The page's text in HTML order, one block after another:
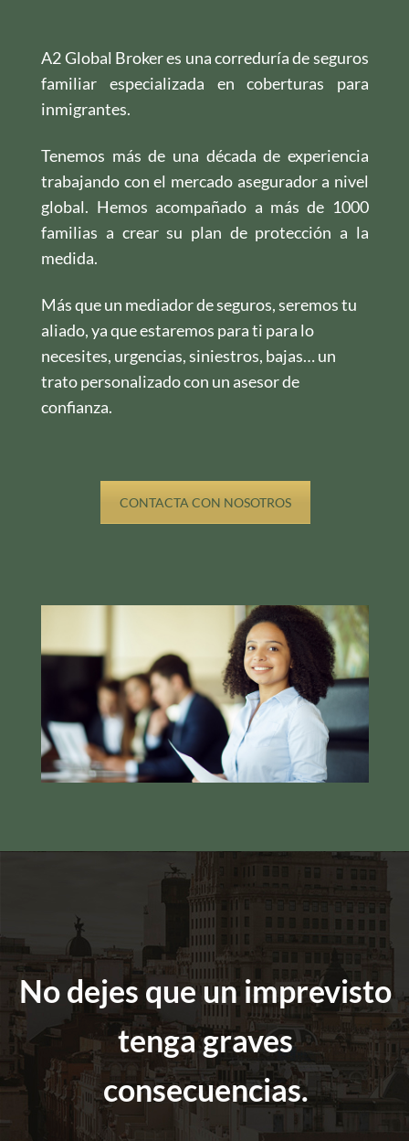
A2 Global Broker es una correduría de seguros
familiar especializada en coberturas para
inmigrantes.
Tenemos más de una década de experiencia
trabajando con el mercado asegurador a nivel
global. Hemos acompañado a más de 1000
familias a crear su plan de protección a la
medida.
Más que un mediador de seguros, seremos tu
aliado, ya que estaremos para ti para lo
necesites, urgencias, siniestros, bajas… un
trato personalizado con un asesor de
confianza.
CONTACTA CON NOSOTROS
No dejes que un imprevisto
tenga graves
consecuencias.